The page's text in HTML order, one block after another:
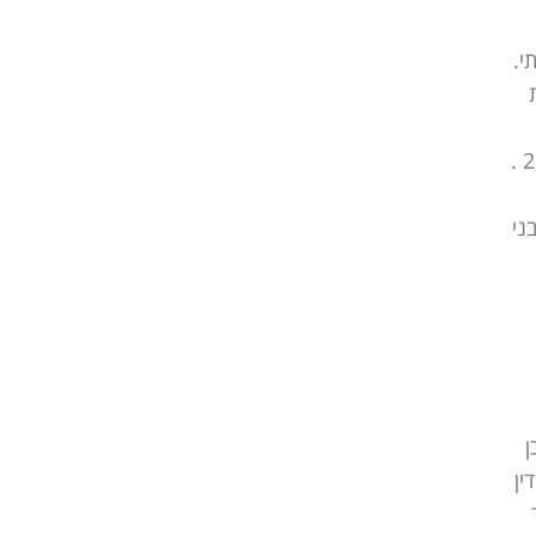
במסגרת הראיות לעונש מטעם המאשימה הובאה עדותה של המתלוננת בפני בית המשפט, זאת בישיבה מיום 21.01.07 .
בני
הדין